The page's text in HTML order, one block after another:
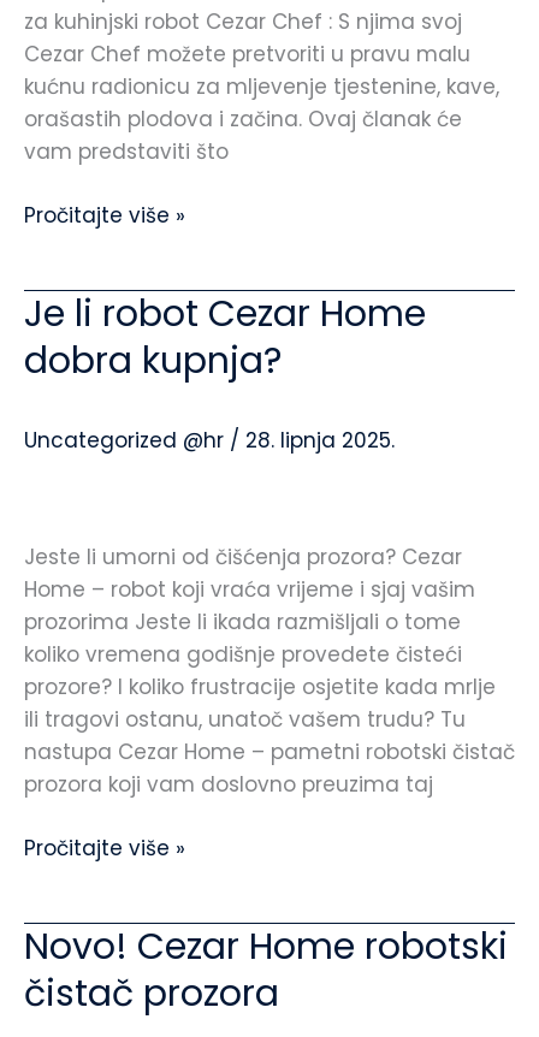
za kuhinjski robot Cezar Chef : S njima svoj
Cezar Chef možete pretvoriti u pravu malu
kućnu radionicu za mljevenje tjestenine, kave,
orašastih plodova i začina. Ovaj članak će
vam predstaviti što
Pročitajte više »
Je li robot Cezar Home
dobra kupnja?
Uncategorized @hr / 28. lipnja 2025.
Jeste li umorni od čišćenja prozora? Cezar
Home – robot koji vraća vrijeme i sjaj vašim
prozorima Jeste li ikada razmišljali o tome
koliko vremena godišnje provedete čisteći
prozore? I koliko frustracije osjetite kada mrlje
ili tragovi ostanu, unatoč vašem trudu? Tu
nastupa Cezar Home – pametni robotski čistač
prozora koji vam doslovno preuzima taj
Je
robot
Home
Pročitajte više »
Novo! Cezar Home robotski
čistač prozora
Novo!
Cezar
Home